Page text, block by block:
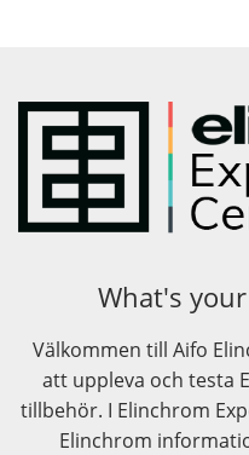
What's
Välkommen till Aifo
att uppleva och testa
tillbehör. I Elinchrom
Elinchrom